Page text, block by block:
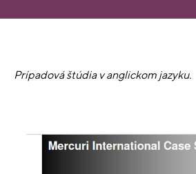
Prípadová štúdia v anglickom jazyku.